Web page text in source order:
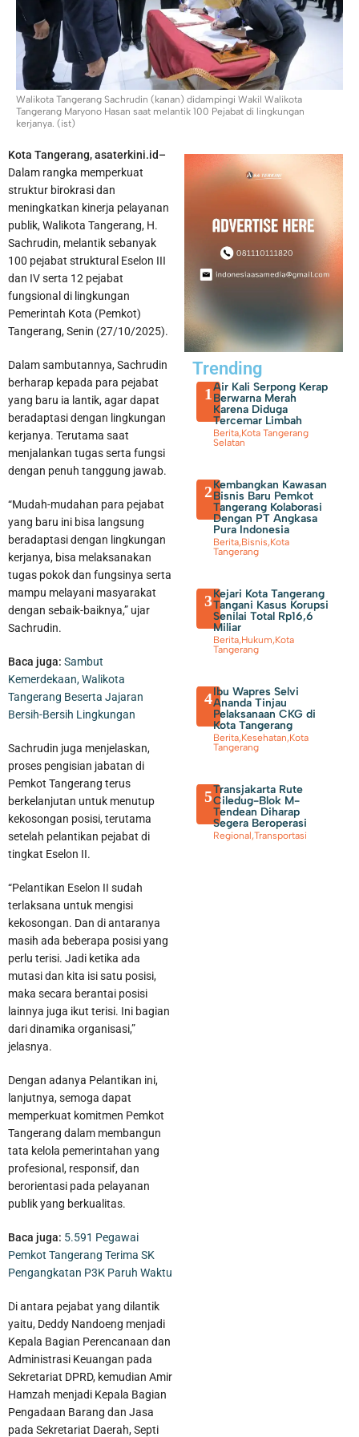
Seskab Teddy Indra Wijaya dan Mensos Syaiful Yusuf Tinjau
Sekolah Rakyat di Curug Tangerang
Walikota Tangerang Sachrudin (kanan) didampingi Wakil Walikota
Tangerang Maryono Hasan saat melantik 100 Pejabat di lingkungan
kerjanya. (ist)
Kota Tangerang, asaterkini.id–
Dalam rangka memperkuat
struktur birokrasi dan
meningkatkan kinerja pelayanan
publik, Walikota Tangerang, H.
Sachrudin, melantik sebanyak
100 pejabat struktural Eselon III
dan IV serta 12 pejabat
fungsional di lingkungan
Pemerintah Kota (Pemkot)
Tangerang, Senin (27/10/2025).
Dalam sambutannya, Sachrudin
berharap kepada para pejabat
yang baru ia lantik, agar dapat
beradaptasi dengan lingkungan
kerjanya. Terutama saat
menjalankan tugas serta fungsi
dengan penuh tanggung jawab.
“Mudah-mudahan para pejabat
yang baru ini bisa langsung
beradaptasi dengan lingkungan
kerjanya, bisa melaksanakan
tugas pokok dan fungsinya serta
mampu melayani masyarakat
dengan sebaik-baiknya,” ujar
Sachrudin.
Baca juga: Sambut
Kemerdekaan, Walikota
Tangerang Beserta Jajaran
Bersih-Bersih Lingkungan
Sachrudin juga menjelaskan,
proses pengisian jabatan di
Pemkot Tangerang terus
berkelanjutan untuk menutup
kekosongan posisi, terutama
setelah pelantikan pejabat di
tingkat Eselon II.
“Pelantikan Eselon II sudah
terlaksana untuk mengisi
kekosongan. Dan di antaranya
masih ada beberapa posisi yang
perlu terisi. Jadi ketika ada
mutasi dan kita isi satu posisi,
maka secara berantai posisi
lainnya juga ikut terisi. Ini bagian
dari dinamika organisasi,”
jelasnya.
Dengan adanya Pelantikan ini,
lanjutnya, semoga dapat
memperkuat komitmen Pemkot
Tangerang dalam membangun
tata kelola pemerintahan yang
profesional, responsif, dan
berorientasi pada pelayanan
publik yang berkualitas.
Baca juga: 5.591 Pegawai
Pemkot Tangerang Terima SK
Pengangkatan P3K Paruh Waktu
Di antara pejabat yang dilantik
yaitu, Deddy Nandoeng menjadi
Kepala Bagian Perencanaan dan
Administrasi Keuangan pada
Sekretariat DPRD, kemudian Amir
Hamzah menjadi Kepala Bagian
Pengadaan Barang dan Jasa
pada Sekretariat Daerah, Septi
Trending
1 Air Kali Serpong Kerap
Berwarna Merah
Karena Diduga
Tercemar Limbah
Berita,Kota Tangerang
Selatan
2Kembangkan Kawasan
Bisnis Baru Pemkot
Tangerang Kolaborasi
Dengan PT Angkasa
Pura Indonesia
Berita,Bisnis,Kota
Tangerang
3Kejari Kota Tangerang
Tangani Kasus Korupsi
Senilai Total Rp16,6
Miliar
Berita,Hukum,Kota
Tangerang
4Ibu Wapres Selvi
Ananda Tinjau
Pelaksanaan CKG di
Kota Tangerang
Berita,Kesehatan,Kota
Tangerang
5Transjakarta Rute
Ciledug-Blok M-
Tendean Diharap
Segera Beroperasi
Regional,Transportasi